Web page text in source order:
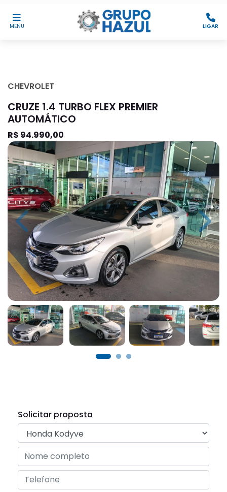
MENU LIGAR
CHEVROLET
CRUZE 1.4 TURBO FLEX PREMIER
AUTOMÁTICO
R$ 94.990,00
Previous Next
Solicitar proposta